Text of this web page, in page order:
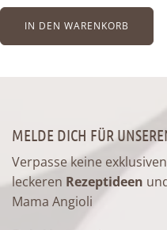
IN DEN WARENKORB
MELDE DICH FÜR
Verpasse keine exklusiven
leckeren Rezeptideen
Mama Angioli